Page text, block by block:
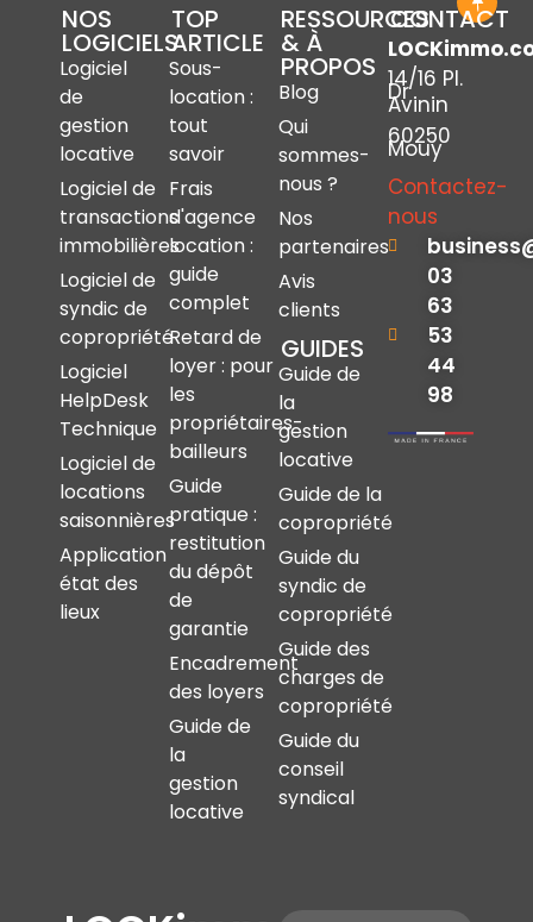
NOS
LOGICIELS
Logiciel
de
gestion
locative
Logiciel de
transactions
immobilières
Logiciel de
syndic de
copropriété
Logiciel
HelpDesk
Technique
Logiciel de
locations
saisonnières
Application
état des
lieux
TOP
ARTICLE
Sous-
location :
tout
savoir
Frais
d'agence
location :
guide
complet
Retard de
loyer : pour
les
propriétaires-
bailleurs
Guide
pratique :
restitution
du dépôt
de
garantie
Encadrement
des loyers
Guide de
la
gestion
locative
RESSOURCES
& À
PROPOS
Blog
Qui
sommes-
nous ?
Nos
partenaires
Avis
clients
GUIDES
Guide de
la
gestion
locative
Guide de la
copropriété
Guide du
syndic de
copropriété
Guide des
charges de
copropriété
Guide du
conseil
syndical
CONTACT
14/16 Pl.
Dr
Avinin
60250
Mouy
Contactez-
nous
03
63
53
44
98